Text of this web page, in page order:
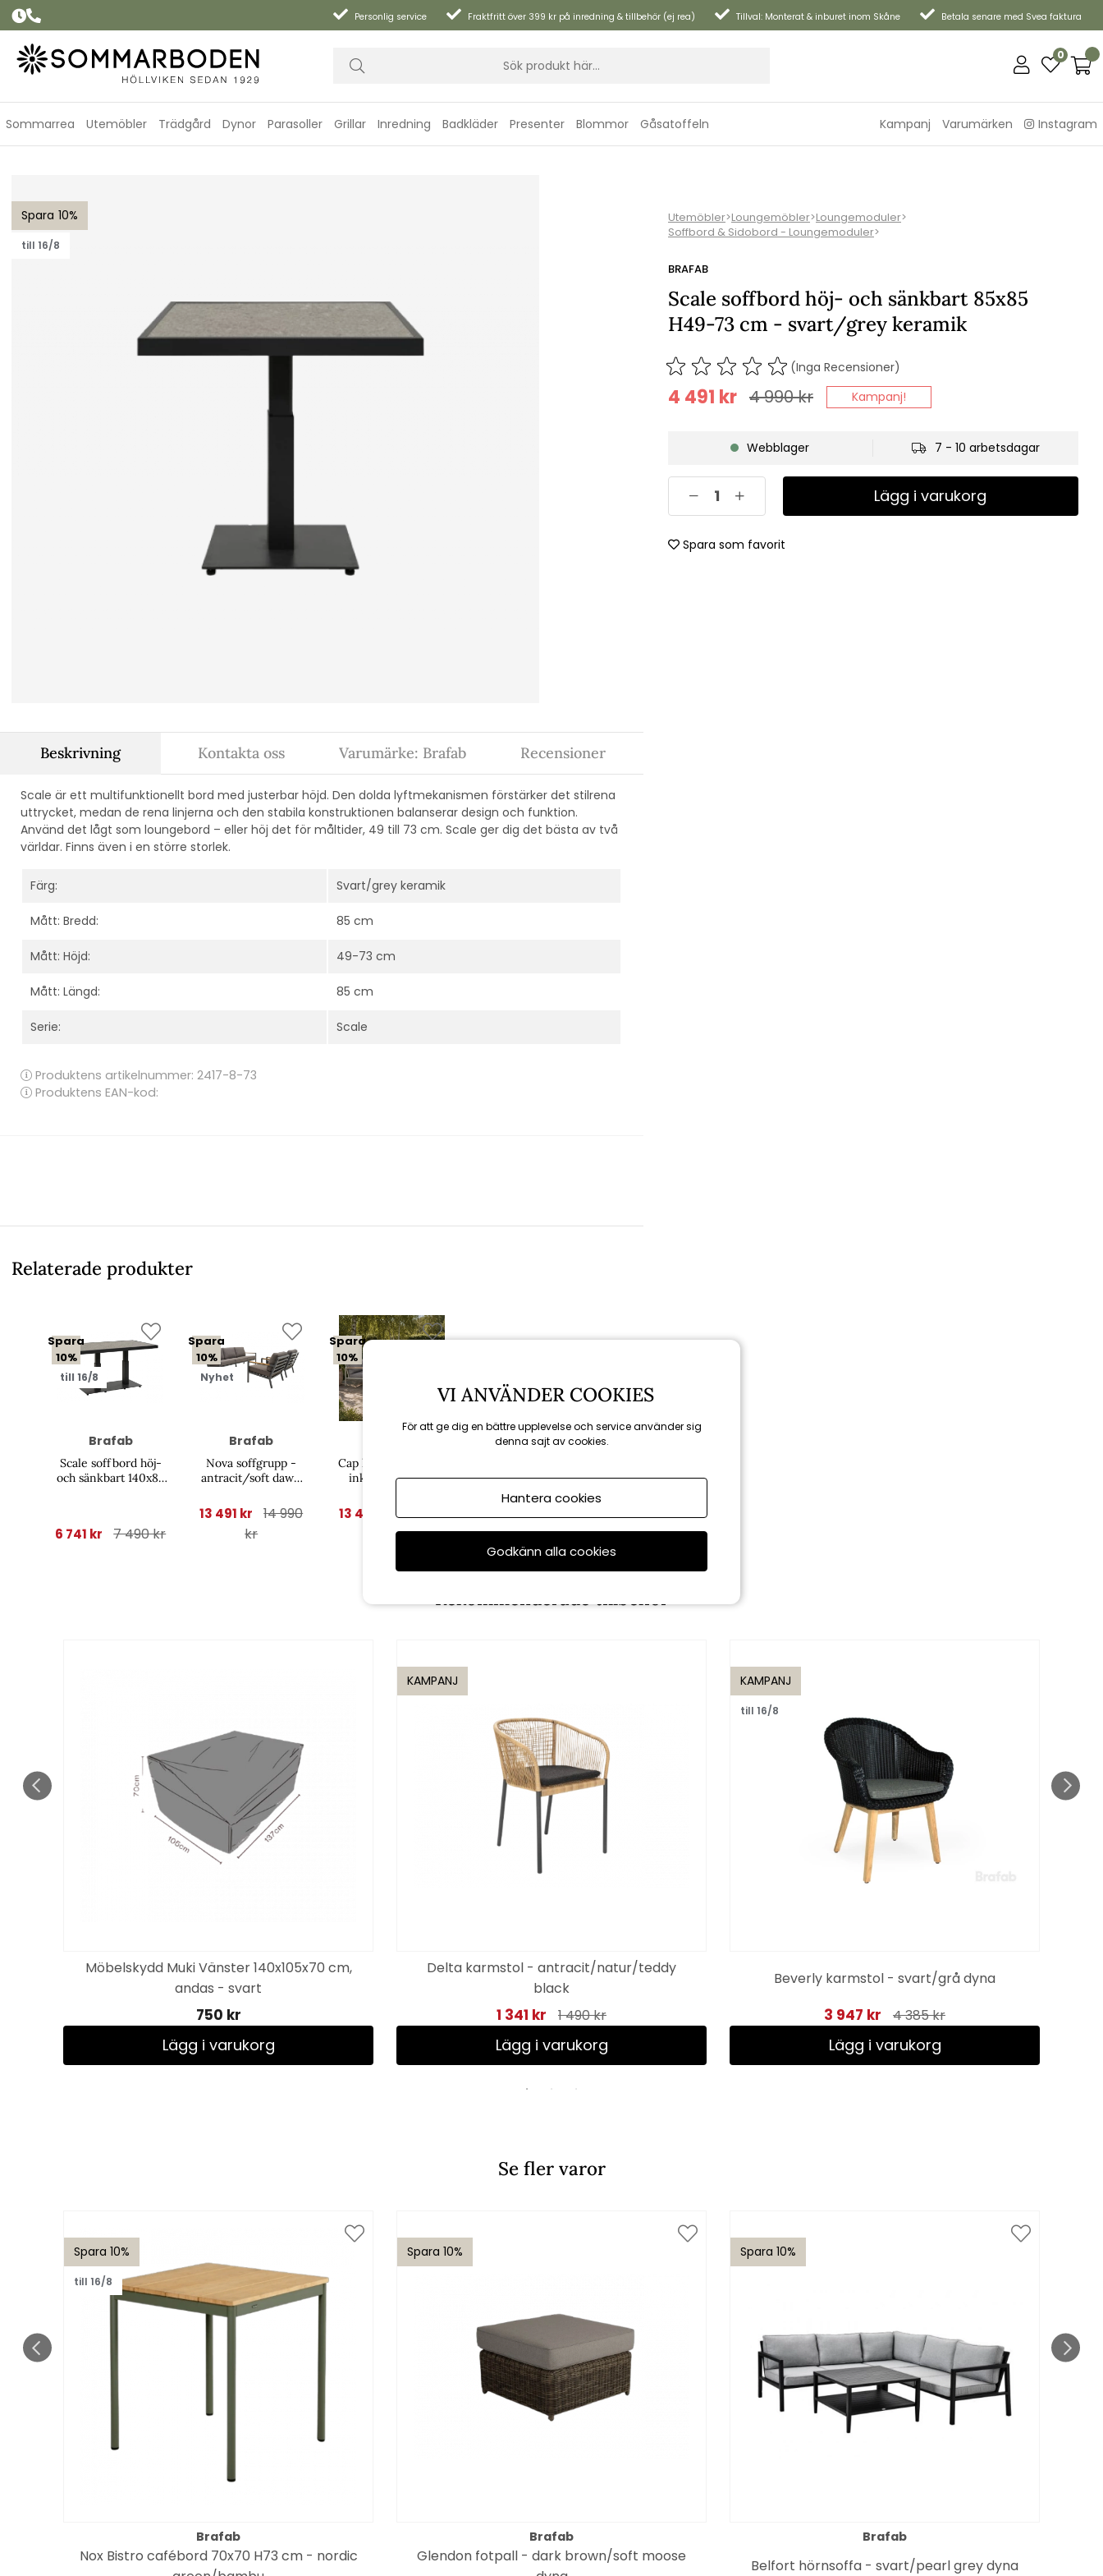
Personlig service Fraktfritt över 399 kr på inredning & tillbehör (ej rea) Tillval: Monterat & inburet inom Skåne Betala senare med Svea faktura
0
Sommarrea Utemöbler Trädgård Dynor Parasoller Grillar Inredning Badkläder Presenter Blommor Gåsatoffeln Kampanj Varumärken Instagram
10
till 16/8
Utemöbler>Loungemöbler>Loungemoduler>
Soffbord & Sidobord - Loungemoduler>
BRAFAB
Scale soffbord höj- och sänkbart 85x85
H49-73 cm - svart/grey keramik
(Inga Recensioner)
4 990kr
4 491 kr Kampanj!
Webblager 7 - 10 arbetsdagar
Lägg i varukorg
Spara som favorit
Beskrivning
Scale är ett multifunktionellt bord med justerbar höjd. Den dolda lyftmekanismen förstärker det stilrena
uttrycket, medan de rena linjerna och den stabila konstruktionen balanserar design och funktion.
Använd det lågt som loungebord – eller höj det för måltider, 49 till 73 cm. Scale ger dig det bästa av två
världar. Finns även i en större storlek.
Färg: Svart/grey keramik
Mått: Bredd: 85 cm
Mått: Höjd: 49-73 cm
Mått: Längd: 85 cm
Serie: Scale
Produktens artikelnummer: 2417-8-73
Produktens EAN-kod:
Kontakta oss Varumärke: Brafab Recensioner
Relaterade produkter
Spara
10%
till 16/8
Brafab
Scale soffbord höj-
och sänkbart 140x85
6 741 kr 7 490 kr
Spara
10%
Nyhet
Brafab
Nova soffgrupp -
antracit/soft dawn
13 491 kr
14 990
kr
Spara
10%
Cap hörnsoffa Large
inkl. bord - light
13 499 kr 14 999
kr
Rekommenderade tillbehör
Möbelskydd Muki Vänster 140x105x70 cm,
andas - svart
750 kr
Lägg i varukorg
KAMPANJ
Delta karmstol - antracit/natur/teddy
black
1 341 kr 1 490 kr
Lägg i varukorg
KAMPANJ
till 16/8
Beverly karmstol - svart/grå dyna
3 947 kr 4 385 kr
Lägg i varukorg
Se fler varor
Spara 10%
till 16/8
Brafab
Nox Bistro cafébord 70x70 H73 cm - nordic
Spara 10%
Brafab
Glendon fotpall - dark brown/soft moose
Spara 10%
Brafab
Belfort hörnsoffa - svart/pearl grey dyna
VI ANVÄNDER COOKIES
För att ge dig en bättre upplevelse och service använder sig
denna sajt av cookies.
Hantera cookies
Godkänn alla cookies